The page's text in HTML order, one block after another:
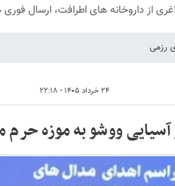
از داروخانه های اطرافت، ارسال
رزمی
۲۴ خرداد ۱۴۰۵ - ۲۲:۱۸
ووشو به موزه